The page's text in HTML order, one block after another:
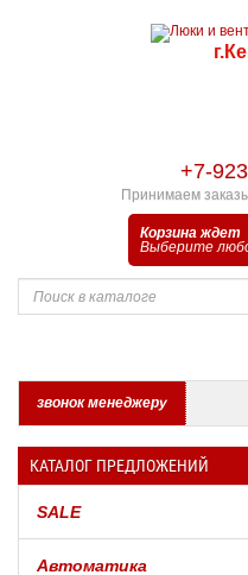
+7-
Принимаем
Корзина ждет
Выберите
звонок менеджеру
КАТАЛОГ ПРЕДЛОЖЕНИЙ
SALE
Автоматика